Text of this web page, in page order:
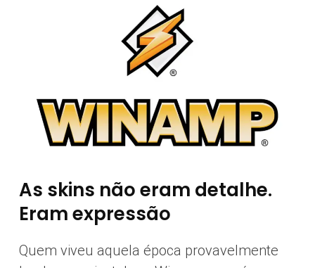
As skins não eram detalhe.
Eram expressão
Quem viveu aquela época provavelmente